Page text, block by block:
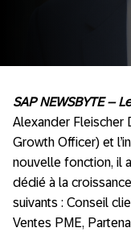
SAP NEWSBYTE –
Alexander Fleischer
Growth Officer) et
nouvelle fonction, il
dédié à la
suivants : Conseil
Ventes PME,